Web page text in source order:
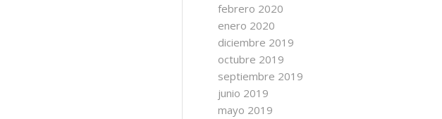
febrero 2020
enero 2020
diciembre 2019
octubre 2019
septiembre 2019
junio 2019
mayo 2019